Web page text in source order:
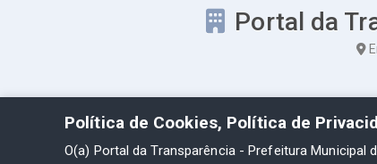
Portal da
Política de Cookies, Política de
O(a) Portal da Transparência - Prefeitura